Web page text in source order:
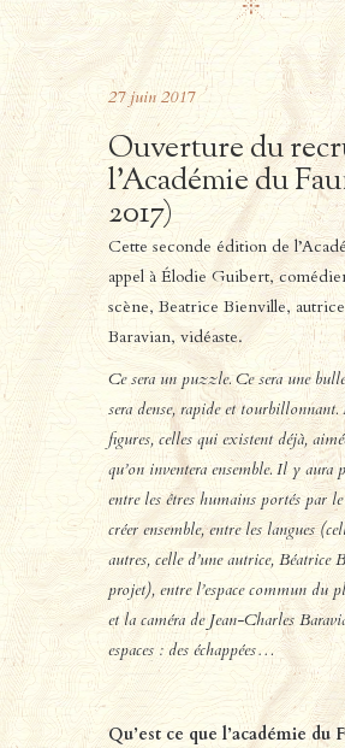
27 juin 2017
Ouverture du
l’Académie du
2017)
Cette seconde édition de
appel à Élodie Guibert,
scène, Beatrice Bienville,
Baravian, vidéaste.
Ce sera un puzzle. Ce sera une
sera dense, rapide et
figures, celles qui existent déjà,
qu’on inventera ensemble. Il y aura
entre les êtres humains portés par
créer ensemble, entre les langues
autres, celle d’une autrice, Béatrice
projet), entre l’espace commun du
et la caméra de Jean-Charles
espaces : des échappées…
Qu’est ce que l’académie du